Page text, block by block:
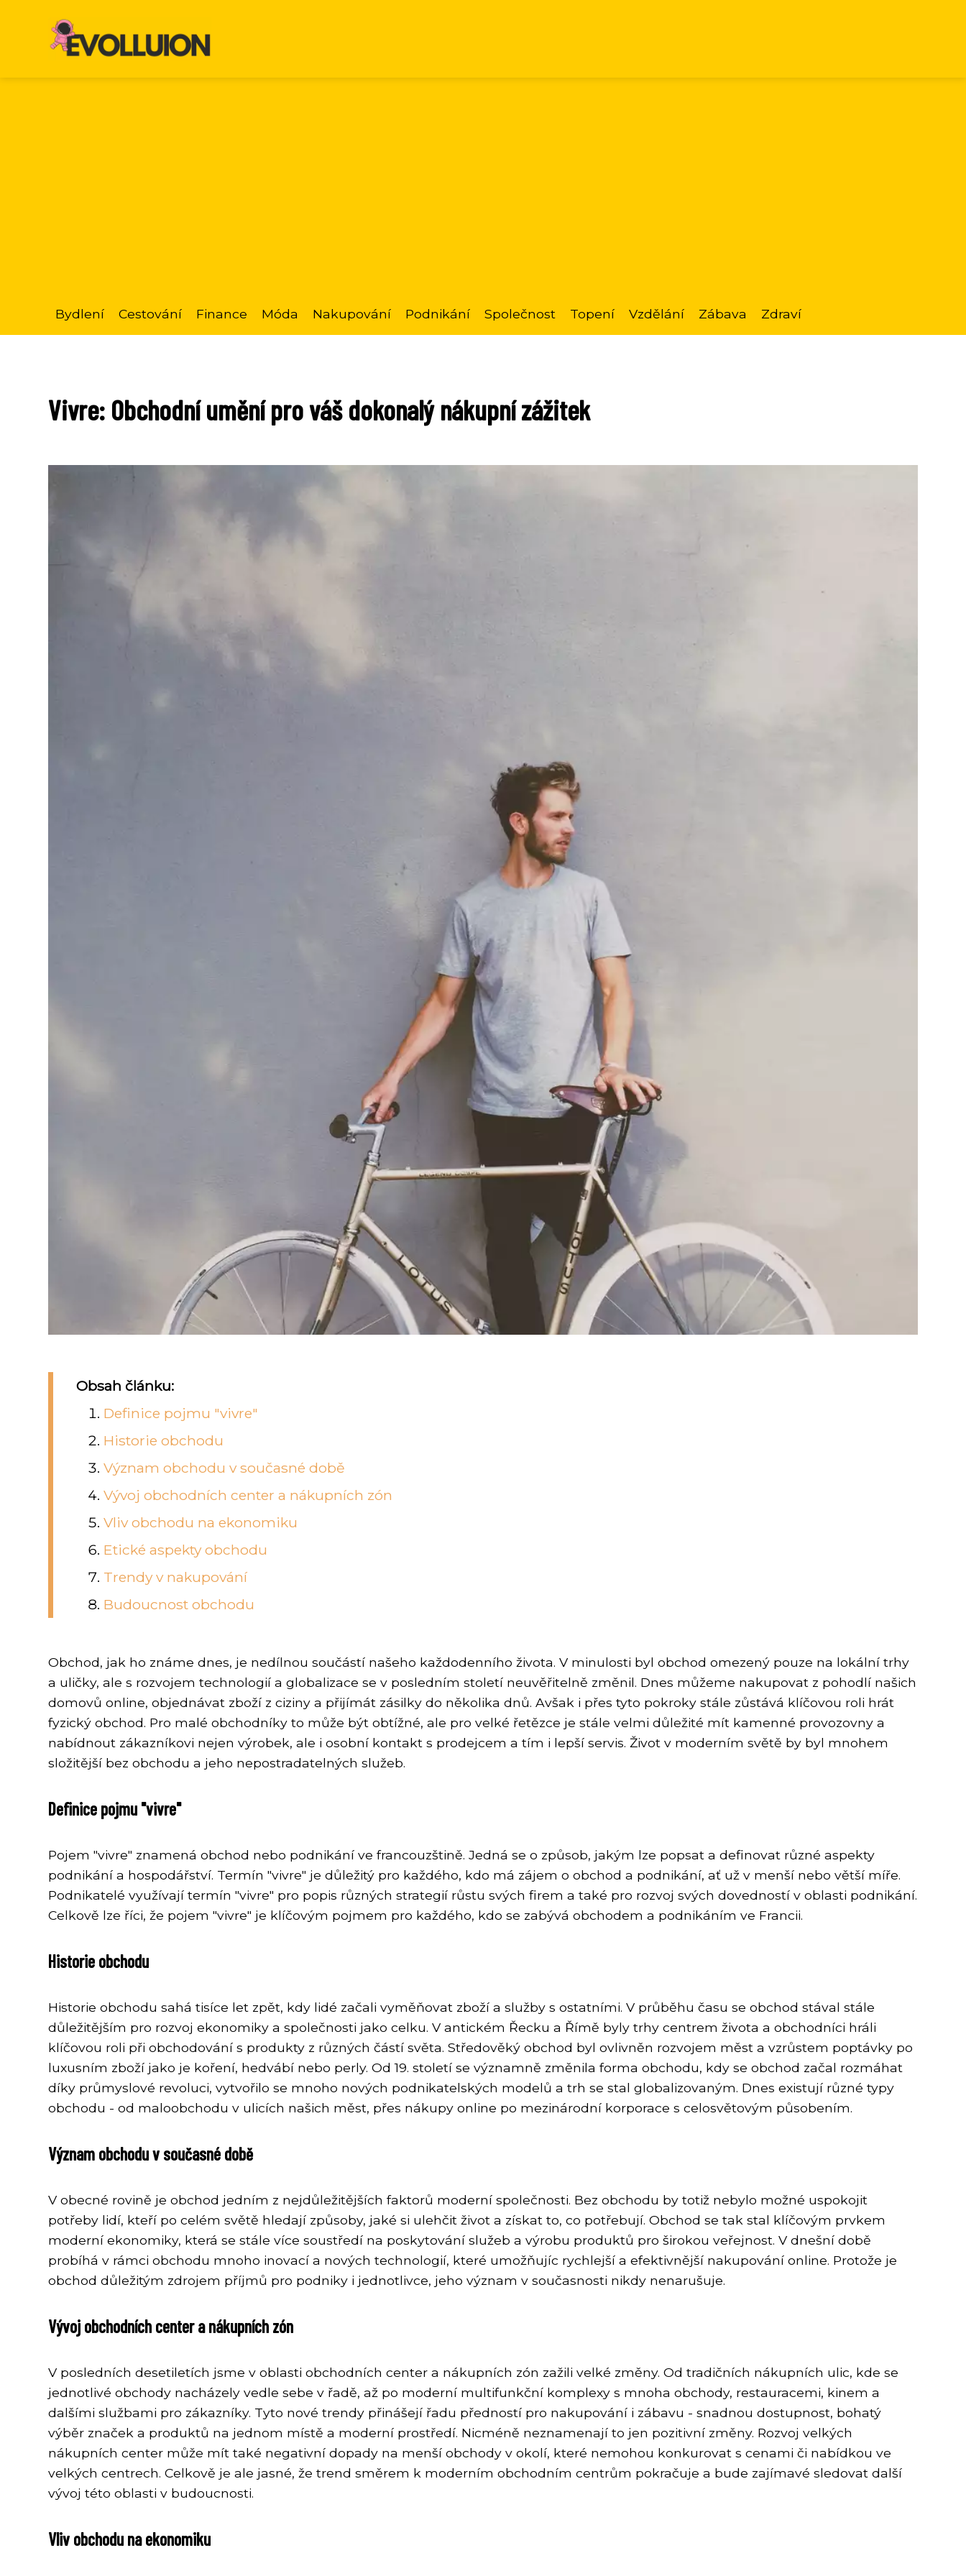
Bydlení Cestování Finance Móda Nakupování Podnikání Společnost Topení Vzdělání Zábava Zdraví
Vivre: Obchodní umění pro váš dokonalý nákupní zážitek
Obsah článku:
Definice pojmu "vivre"
Historie obchodu
Význam obchodu v současné době
Vývoj obchodních center a nákupních zón
Vliv obchodu na ekonomiku
Etické aspekty obchodu
Trendy v nakupování
Budoucnost obchodu
Obchod, jak ho známe dnes, je nedílnou součástí našeho každodenního života. V minulosti byl obchod omezený pouze na lokální trhy
a uličky, ale s rozvojem technologií a globalizace se v posledním století neuvěřitelně změnil. Dnes můžeme nakupovat z pohodlí našich
domovů online, objednávat zboží z ciziny a přijímát zásilky do několika dnů. Avšak i přes tyto pokroky stále zůstává klíčovou roli hrát
fyzický obchod. Pro malé obchodníky to může být obtížné, ale pro velké řetězce je stále velmi důležité mít kamenné provozovny a
nabídnout zákazníkovi nejen výrobek, ale i osobní kontakt s prodejcem a tím i lepší servis. Život v moderním světě by byl mnohem
složitější bez obchodu a jeho nepostradatelných služeb.
Definice pojmu "vivre"
Pojem "vivre" znamená obchod nebo podnikání ve francouzštině. Jedná se o způsob, jakým lze popsat a definovat různé aspekty
podnikání a hospodářství. Termín "vivre" je důležitý pro každého, kdo má zájem o obchod a podnikání, ať už v menší nebo větší míře.
Podnikatelé využívají termín "vivre" pro popis různých strategií růstu svých firem a také pro rozvoj svých dovedností v oblasti podnikání.
Celkově lze říci, že pojem "vivre" je klíčovým pojmem pro každého, kdo se zabývá obchodem a podnikáním ve Francii.
Historie obchodu
Historie obchodu sahá tisíce let zpět, kdy lidé začali vyměňovat zboží a služby s ostatními. V průběhu času se obchod stával stále
důležitějším pro rozvoj ekonomiky a společnosti jako celku. V antickém Řecku a Římě byly trhy centrem života a obchodníci hráli
klíčovou roli při obchodování s produkty z různých částí světa. Středověký obchod byl ovlivněn rozvojem měst a vzrůstem poptávky po
luxusním zboží jako je koření, hedvábí nebo perly. Od 19. století se významně změnila forma obchodu, kdy se obchod začal rozmáhat
díky průmyslové revoluci, vytvořilo se mnoho nových podnikatelských modelů a trh se stal globalizovaným. Dnes existují různé typy
obchodu - od maloobchodu v ulicích našich měst, přes nákupy online po mezinárodní korporace s celosvětovým působením.
Význam obchodu v současné době
V obecné rovině je obchod jedním z nejdůležitějších faktorů moderní společnosti. Bez obchodu by totiž nebylo možné uspokojit
potřeby lidí, kteří po celém světě hledají způsoby, jaké si ulehčit život a získat to, co potřebují. Obchod se tak stal klíčovým prvkem
moderní ekonomiky, která se stále více soustředí na poskytování služeb a výrobu produktů pro širokou veřejnost. V dnešní době
probíhá v rámci obchodu mnoho inovací a nových technologií, které umožňujíc rychlejší a efektivnější nakupování online. Protože je
obchod důležitým zdrojem příjmů pro podniky i jednotlivce, jeho význam v současnosti nikdy nenarušuje.
Vývoj obchodních center a nákupních zón
V posledních desetiletích jsme v oblasti obchodních center a nákupních zón zažili velké změny. Od tradičních nákupních ulic, kde se
jednotlivé obchody nacházely vedle sebe v řadě, až po moderní multifunkční komplexy s mnoha obchody, restauracemi, kinem a
dalšími službami pro zákazníky. Tyto nové trendy přinášejí řadu předností pro nakupování i zábavu - snadnou dostupnost, bohatý
výběr značek a produktů na jednom místě a moderní prostředí. Nicméně neznamenají to jen pozitivní změny. Rozvoj velkých
nákupních center může mít také negativní dopady na menší obchody v okolí, které nemohou konkurovat s cenami či nabídkou ve
velkých centrech. Celkově je ale jasné, že trend směrem k moderním obchodním centrům pokračuje a bude zajímavé sledovat další
vývoj této oblasti v budoucnosti.
Vliv obchodu na ekonomiku